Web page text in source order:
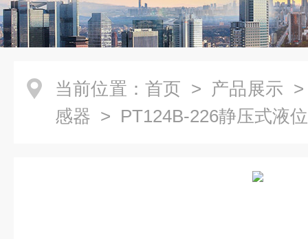
当前位置： 首页 > 产品展示
感器 > PT124B-226静压式液